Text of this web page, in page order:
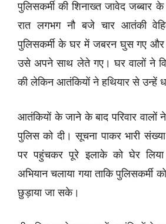
पुलिसकर्मी की शिनाख्त जावेद जब्बार
रात लगभग नौ बजे चार आतंकी
पुलिसकर्मी के घर में जबरन घुस गए और
उसे अपने साथ लेते गए। घर वालों ने
की लेकिन आतंकियों ने हथियार से उन्हें
आतंकियों के जाने के बाद परिवार वालों
पुलिस को दी। सूचना पाकर भारी
पर पहुंचकर पूरे इलाके को घेर
अभियान चलाया गया ताकि
छुड़ाया जा सके।